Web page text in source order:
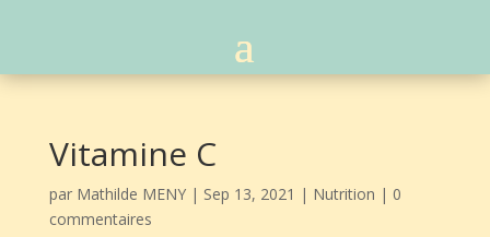
Vitamine C
par Mathilde MENY| Sep 13, 2021 | Nutrition | 0
commentaires